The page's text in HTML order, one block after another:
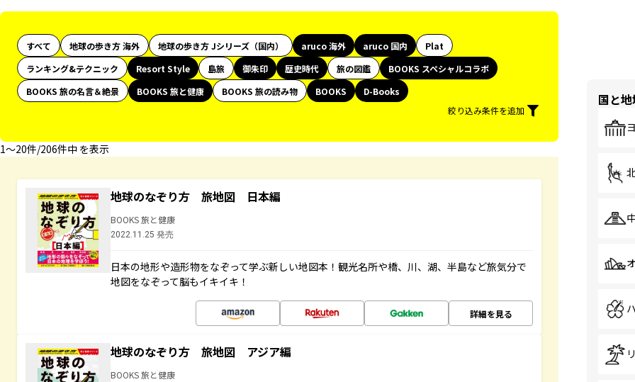
すべて 地球の歩き方 海外 地球の歩き方 Jシリーズ（国内） aruco 海外 aruco 国内
Plat
ランキング&テクニック
Resort Style 島旅 御朱印 歴史時代 旅の図鑑
BOOKS スペシャルコラボ
BOOKS 旅の名言＆絶景
BOOKS 旅と健康 BOOKS 旅の読み物 BOOKS
D-Books
絞り込み条件を追加
1〜20件/206件中 を表示
地球のなぞり方 旅地図 日本編
BOOKS 旅と健康
2022.11.25 発売
日本の地形や造形物をなぞって学ぶ新しい地図本！観光名所や橋、川、湖、半島など旅気分で
地図をなぞって脳もイキイキ！
詳細を見る
地球のなぞり方 旅地図 アジア編
BOOKS 旅と健康
国と